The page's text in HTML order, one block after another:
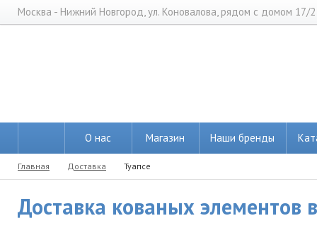
Москва - Нижний Новгород, ул. Коновалова, рядом с домом 17/2
О нас Магазин Наши бренды
Главная Доставка Туапсе
Доставка кованых элементов в